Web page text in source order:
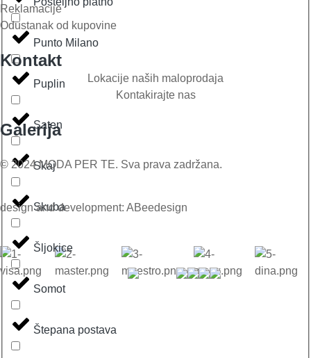
Punto Milano
Puplin
Saten
Skaj
Skuba
Šljokice
Somot
Štepana postava
Reklamacije
Odustanak od kupovine
Kontakt
Lokacije naših maloprodaja
Kontakirajte nas
Galerija
© 2024 MODA PER TE. Sva prava zadržana.
design and development: ABeedesign